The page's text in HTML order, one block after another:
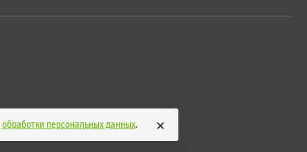
обработки персональных данных.